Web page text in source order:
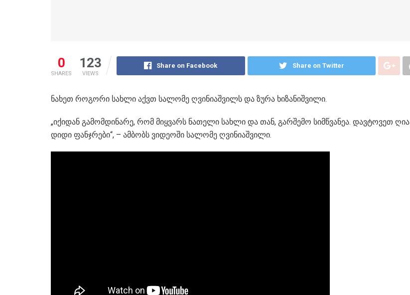
0
SHARES
123
VIEWS
Share on Facebook Share on Twitter
ნახეთ როგორი სახლი აქვთ სალომე ღვინიაშვილს და ზურა ხიზანიშვილი.
„იქიდან გამომდინარე, რომ მიყვარს ნათელი სახლი და თან, გარშემო სიმწვანეა. დავტოვეთ ღია
დიდი ფანჯრები“, – ამბობს ვიდეოში სალომე ღვინიაშვილი.